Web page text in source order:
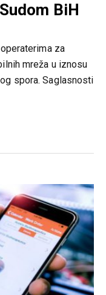
BiH
za
mreža u iznosu
spora. Saglasnosti